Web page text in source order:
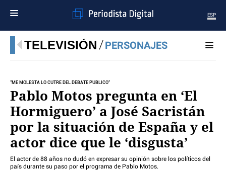
ESP
MENÚ
SECCIONES
MUNDO
PERIODISMO
ECONOMÍA
DEPORTES
CIENCIA
CULTURA
TELEVISIÓN PERSONAJES
"ME MOLESTA LO CUTRE DEL DEBATE PÚBLICO”
Pablo Motos pregunta en ‘El
Hormiguero’ a José Sacristán
por la situación de España y el
actor dice que le ‘disgusta’
El actor de 88 años no dudó en expresar su opinión sobre los políticos del
país durante su paso por el programa de Pablo Motos.